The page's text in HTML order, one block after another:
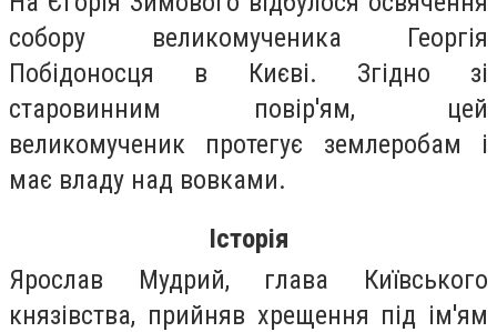
собору великомученика Георгія
Побідоносця в Києві. Згідно зі
старовинним повір'ям, цей
великомученик протегує землеробам і
має владу над вовками.
Історія
Ярослав Мудрий, глава Київського
князівства, прийняв хрещення під ім'ям